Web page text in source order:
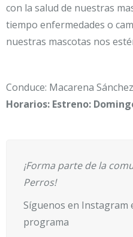
con la salud de nuestras
tiempo enfermedades o
nuestras mascotas nos
Conduce: Macarena Sánchez
Horarios: Estreno:
¡Forma parte de la
Perros!
Síguenos en Instagram
programa